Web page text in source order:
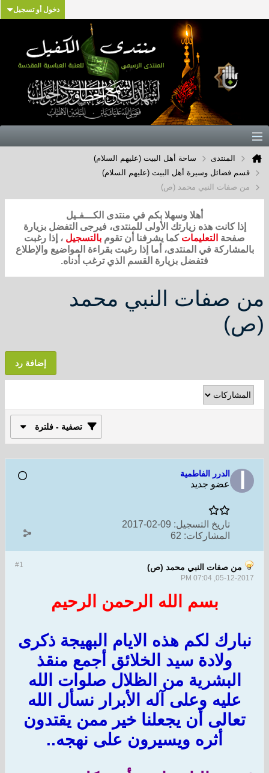
دخول أو تسجيل
المنتدى
ساحة أهل البيت (عليهم السلام)
قسم فضائل وسيرة أهل البيت (عليهم السلام)
من صفات النبي محمد (ص)
أهلا وسهلا بكم في منتدى الكـــفـيل
إذا كانت هذه زيارتك الأولى للمنتدى، فيرجى التفضل بزيارة
صفحة التعليمات كما يشرفنا أن تقوم بالتسجيل ، إذا رغبت
بالمشاركة في المنتدى، أما إذا رغبت بقراءة المواضيع والإطلاع
فتفضل بزيارة القسم الذي ترغب أدناه.
من صفات النبي محمد
(ص)
إضافة رد
تصفية - فلترة
الدرر الفاطمية
عضو جديد
تاريخ التسجيل: 09-02-2017
المشاركات: 62
#1 من صفات النبي محمد (ص)
05-12-2017, 07:04 PM
بسم الله الرحمن الرحيم
نبارك لكم هذه الايام البهيجة ذكرى
ولادة سيد الخلائق أجمع منقذ
البشرية من الظلال صلوات الله
عليه وعلى آله الأبرار نسأل الله
تعالى أن يجعلنا خير ممن يقتدون
أثره ويسيرون على نهجه..